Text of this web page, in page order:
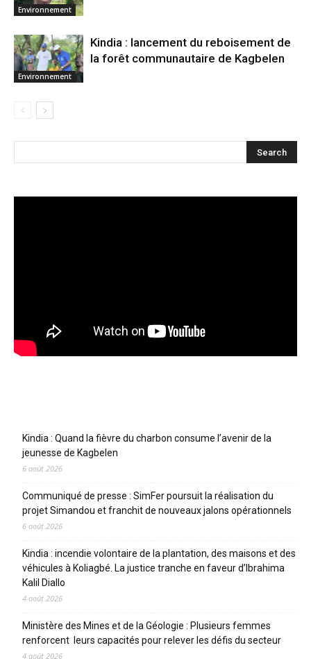
Environnement
Environnement
Kindia : lancement du reboisement de
la forêt communautaire de Kagbelen
Kindia : Quand la fièvre du charbon consume l’avenir de la
jeunesse de Kagbelen
6 août 2026
Communiqué de presse : SimFer poursuit la réalisation du
projet Simandou et franchit de nouveaux jalons opérationnels
6 août 2026
Kindia : incendie volontaire de la plantation, des maisons et des
véhicules à Koliagbé. La justice tranche en faveur d’Ibrahima
Kalil Diallo
4 août 2026
Ministère des Mines et de la Géologie : Plusieurs femmes
renforcent leurs capacités pour relever les défis du secteur
4 août 2026